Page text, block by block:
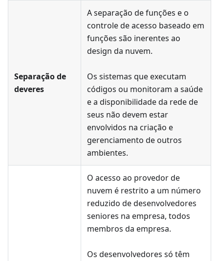
Separação de
deveres
A separação de funções e o
controle de acesso baseado em
funções são inerentes ao
design da nuvem.
Os sistemas que executam
códigos ou monitoram a saúde
e a disponibilidade da rede de
seus não devem estar
envolvidos na criação e
gerenciamento de outros
ambientes.
O acesso ao provedor de
nuvem é restrito a um número
reduzido de desenvolvedores
seniores na empresa, todos
membros da empresa.
Os desenvolvedores só têm